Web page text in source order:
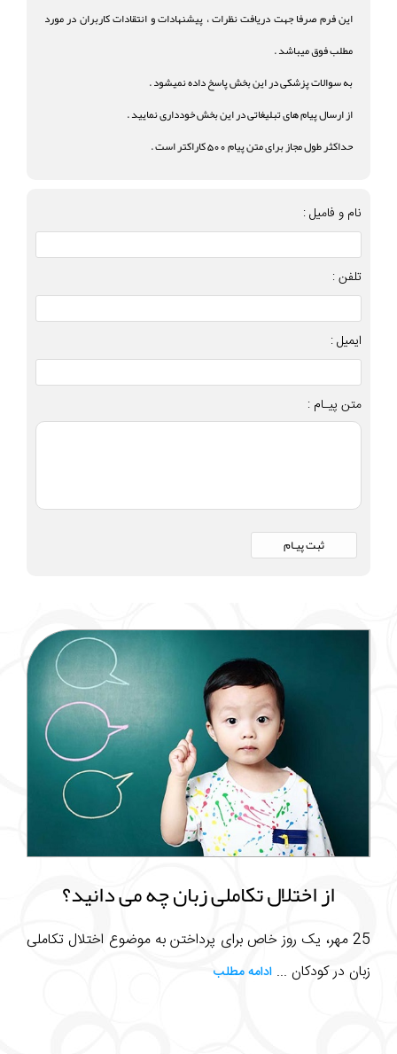
این فرم صرفا جهت دریافت نظرات ، پیشنهادات و انتقادات کاربران در مورد
مطلب فوق میباشد .
به سوالات پزشکی در این بخش پاسخ داده نمیشود .
از ارسال پیام های تبلیغاتی در این بخش خودداری نمایید .
حداکثر طول مجاز برای متن پیام 500 کاراکتر است .
نام و فامیل :
تلفن :
ایمیل :
متن پیـام :
از اختلال تکاملی زبان چه می دانید؟
25 مهر، یک روز خاص برای پرداختن به موضوع اختلال تکاملی
زبان در کودکان ... ادامه مطلب